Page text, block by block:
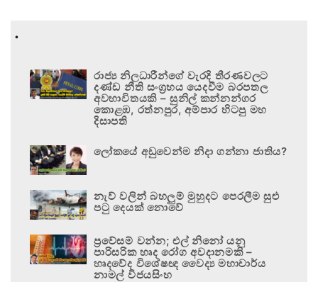
.
රාජ්‍ය නිලධාරීන්ගේ වැරදි තීරණවලට
දණ්ඩ නීති සංග්‍රහය යෙදවීම බරපතල
අවභාවිතයකි – සුනිල් කන්නන්ගර
කොළඹ, රත්නපුර, අම්පාර හිටපු මහ
දිසාපති
ලෝකයේ අඩුවෙන්ම නිදා ගන්නා ජාතිය?
නැව් වලින් බහලුම් මුහුදට පෙරලීම සුළු
පටු දෙයක් නොවේ
ප්‍රවේසම් වන්න; එල් නිනෝ යනු
පාරිසරික හෘද රෝග අවදානමකි –
හෘදවේද විශේෂඥ වෛද්‍ය මහාචාර්ය
නාමල් විජයසිංහ